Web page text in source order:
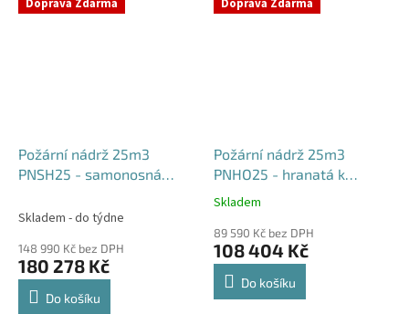
Doprava Zdarma
Požární nádrž 25m3
PNSH25 - samonosná
Skladem - do týdne
148 990 Kč bez DPH
180 278 Kč
Do košíku
Doprava Zdarma
Požární nádrž 25m3
PNHO25 - hranatá k
obetonování
Průměrné
produktu
je
5,0
Skladem
89 590 Kč bez DPH
108 404 Kč
Do košíku